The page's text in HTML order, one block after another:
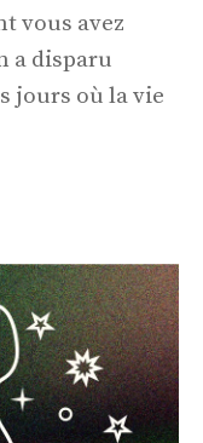
vous avez
a disparu
jours où la vie